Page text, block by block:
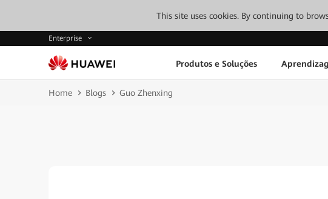
This site uses cookies. By continuing to
Enterprise
Produtos e Soluções
Home Blogs Guo Zhenxing